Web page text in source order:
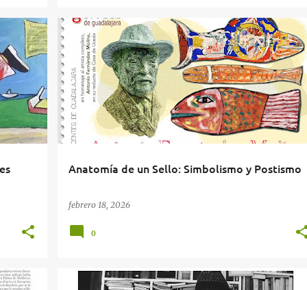
+
Anatomía de un Sello: Simbolismo y Postismo
febrero 18, 2026
GUADALAJARA HOMENAJE SELLO CONMEMORATIVO
0